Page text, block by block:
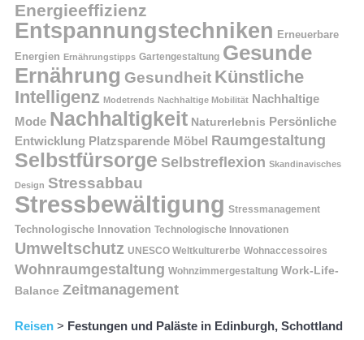
Energieeffizienz
Entspannungstechniken Erneuerbare
Energien Ernährungstipps Gartengestaltung Gesunde
Ernährung Gesundheit Künstliche
Intelligenz Modetrends Nachhaltige Mobilität Nachhaltige
Mode Nachhaltigkeit Naturerlebnis Persönliche
Entwicklung Platzsparende Möbel Raumgestaltung
Selbstfürsorge Selbstreflexion Skandinavisches
Design Stressabbau
Stressbewältigung Stressmanagement
Technologische Innovation Technologische Innovationen
Umweltschutz UNESCO Weltkulturerbe Wohnaccessoires
Wohnraumgestaltung Wohnzimmergestaltung Work-Life-
Balance Zeitmanagement
Reisen > Festungen und Paläste in Edinburgh, Schottland